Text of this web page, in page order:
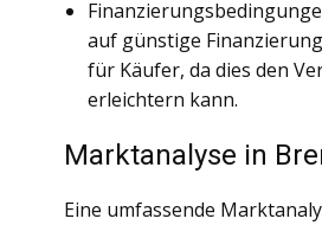
auf günstige
für Käufer, da dies den
erleichtern kann.
Marktanalyse in
Eine umfassende